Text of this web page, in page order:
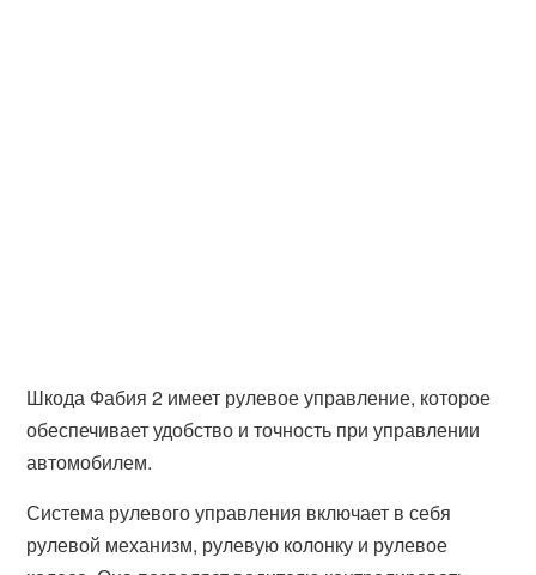
Шкода Фабия 2 имеет рулевое управление, которое
обеспечивает удобство и точность при управлении
автомобилем.
Система рулевого управления включает в себя
рулевой механизм, рулевую колонку и рулевое